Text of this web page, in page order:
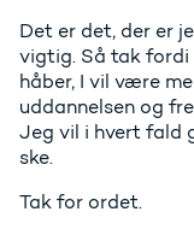
Det er det, der er
vigtig. Så tak fordi
håber, I vil være
uddannelsen og
Jeg vil i hvert fald
ske.
Tak for ordet.